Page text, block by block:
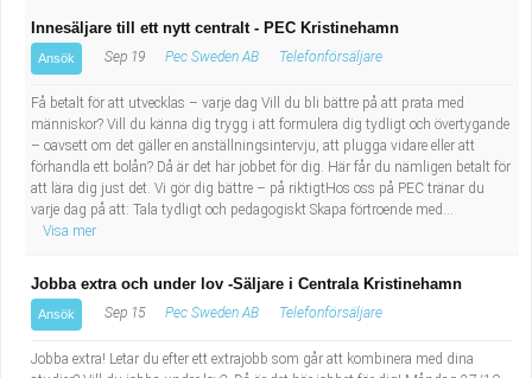
Innesäljare till ett nytt centralt - PEC Kristinehamn
Ansök Sep 19 Pec Sweden AB Telefonförsäljare
Få betalt för att utvecklas – varje dag Vill du bli bättre på att prata med
människor? Vill du känna dig trygg i att formulera dig tydligt och övertygande
– oavsett om det gäller en anställningsintervju, att plugga vidare eller att
förhandla ett bolån? Då är det här jobbet för dig. Här får du nämligen betalt för
att lära dig just det. Vi gör dig bättre – på riktigtHos oss på PEC tränar du
varje dag på att: Tala tydligt och pedagogiskt Skapa förtroende med...
Visa mer
Jobba extra och under lov -Säljare i Centrala Kristinehamn
Ansök Sep 15 Pec Sweden AB Telefonförsäljare
Jobba extra! Letar du efter ett extrajobb som går att kombinera med dina